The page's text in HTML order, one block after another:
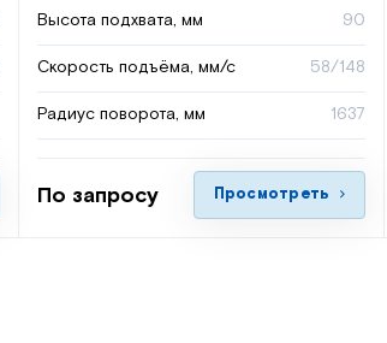
Высота подхвата, мм 90
Скорость подъёма, мм/с 58/148
Радиус поворота, мм 1637
По запросу Просмотреть